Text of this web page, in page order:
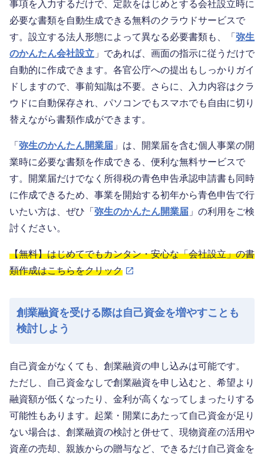
事項を入力するだけで、定款をはじめとする会社設立時に
必要な書類を自動生成できる無料のクラウドサービスで
す。設立する法人形態によって異なる必要書類も、「 弥生
のかんたん会社設立 」であれば、画面の指示に従うだけで
自動的に作成できます。各官公庁への提出もしっかりガイ
ドしますので、事前知識は不要。さらに、入力内容はクラ
ウドに自動保存され、パソコンでもスマホでも自由に切り
替えながら書類作成ができます。
「 弥生のかんたん開業届 」は、開業届を含む個人事業の開
業時に必要な書類を作成できる、便利な無料サービスで
す。開業届だけでなく所得税の青色申告承認申請書も同時
に作成できるため、事業を開始する初年から青色申告で行
いたい方は、ぜひ「 弥生のかんたん開業届 」の利用をご検
討ください。
【無料】はじめてでもカンタン・安心な「会社設立」の書
類作成はこちらをクリック
創業融資を受ける際は自己資金を増やすことも
検討しよう
自己資金がなくても、創業融資の申し込みは可能です。
ただし、自己資金なしで創業融資を申し込むと、希望より
融資額が低くなったり、金利が高くなってしまったりする
可能性もあります。起業・開業にあたって自己資金が足り
ない場合は、創業融資の検討と併せて、現物資産の活用や
資産の売却、親族からの贈与など、できるだけ自己資金を